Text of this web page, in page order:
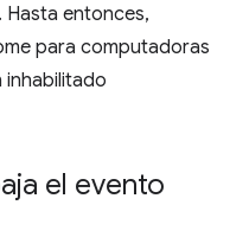
. Hasta entonces,
para computadoras
inhabilitado
el evento